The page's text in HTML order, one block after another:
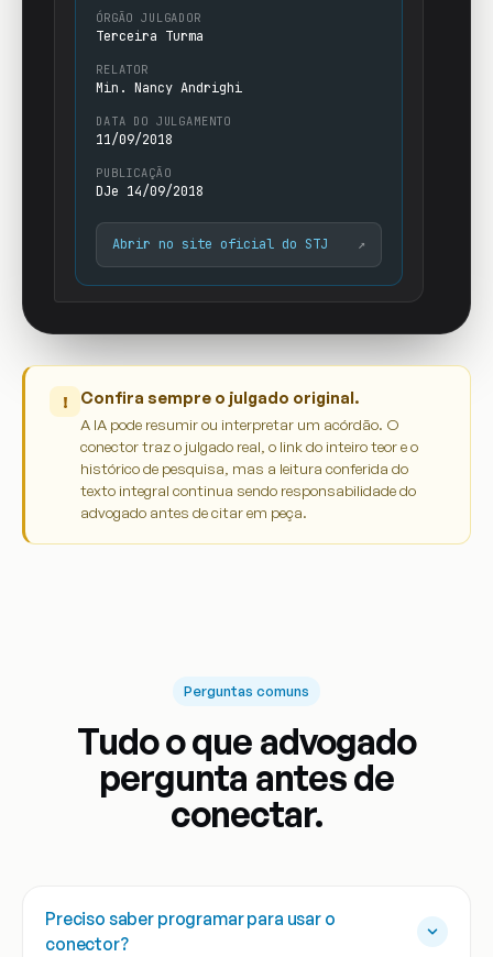
ÓRGÃO JULGADOR
Terceira Turma
RELATOR
Min. Nancy Andrighi
DATA DO JULGAMENTO
11/09/2018
PUBLICAÇÃO
DJe 14/09/2018
Abrir no site oficial do STJ ↗
! Confira sempre o julgado original.
A IA pode resumir ou interpretar um acórdão. O
conector traz o julgado real, o link do inteiro teor e o
histórico de pesquisa, mas a leitura conferida do
texto integral continua sendo responsabilidade do
advogado antes de citar em peça.
Perguntas comuns
Tudo o que advogado
pergunta antes de
conectar.
Preciso saber programar para usar o
conector?